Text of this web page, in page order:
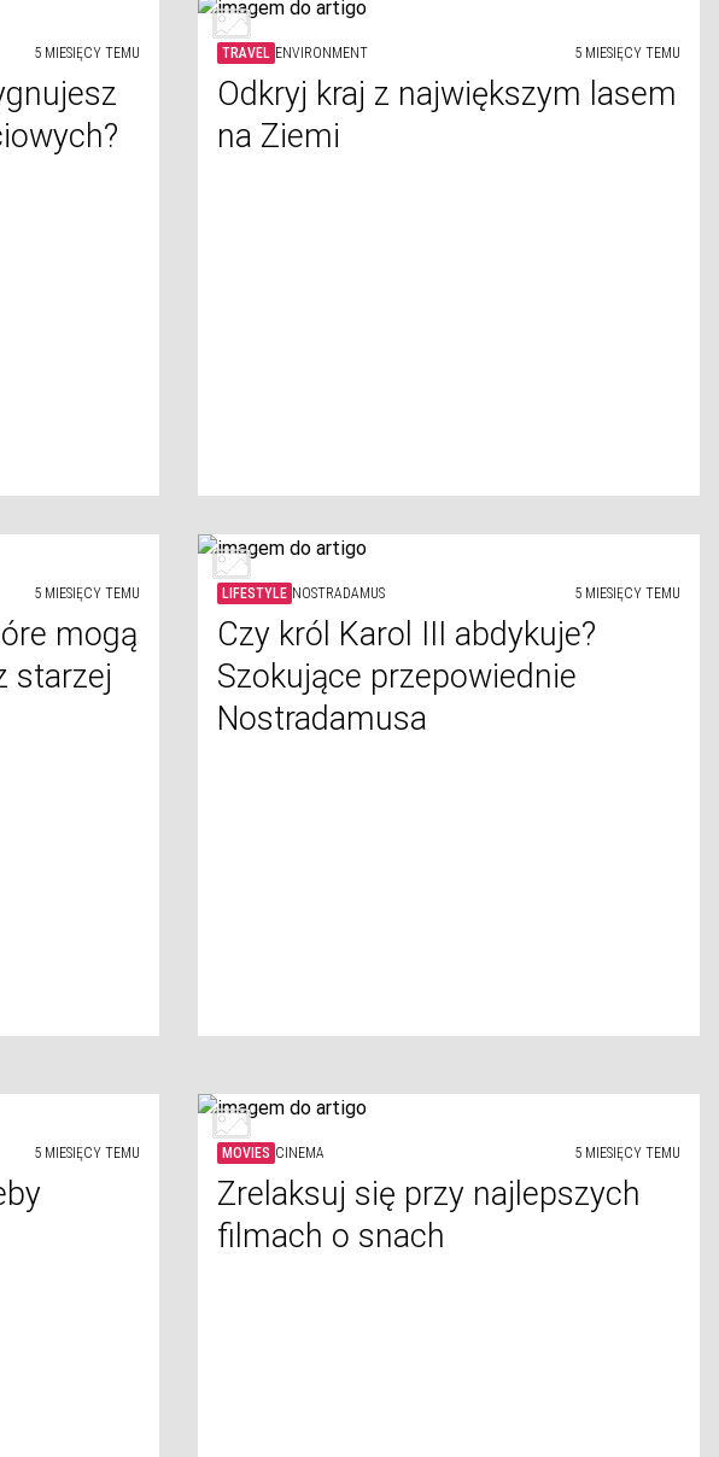
5 MIESIĘCY TEMU TRAVEL ENVIRONMENT 5 MIESIĘCY TEMU
Odkryj kraj z największym lasem
na Ziemi
5 MIESIĘCY TEMU
mogą
starzej
LIFESTYLE NOSTRADAMUS 5 MIESIĘCY TEMU
Czy król Karol III abdykuje?
Szokujące przepowiednie
Nostradamusa
5 MIESIĘCY TEMU MOVIES CINEMA 5 MIESIĘCY TEMU
Zrelaksuj się przy najlepszych
filmach o snach